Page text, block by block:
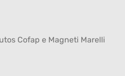
Cofap e Magneti Marelli